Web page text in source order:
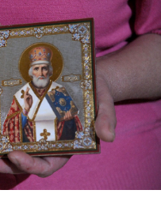
Они жили в
от рук
ЦЕРКОВЬ